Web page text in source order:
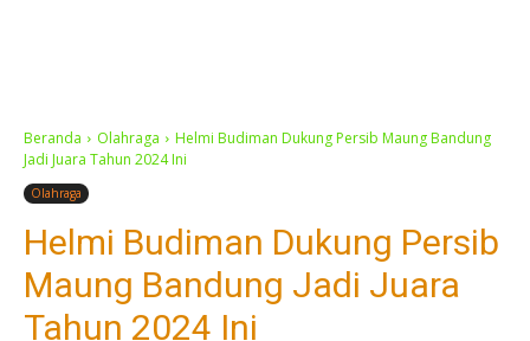
Beranda Olahraga
Helmi Budiman Dukung Persib Maung Bandung
Jadi Juara Tahun 2024 Ini
Olahraga
Helmi Budiman Dukung Persib
Maung Bandung Jadi Juara
Tahun 2024 Ini